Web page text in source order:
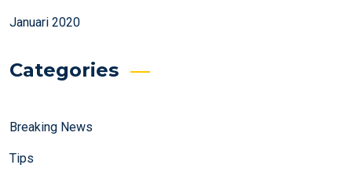
Januari 2020
Categories
Breaking News
Tips